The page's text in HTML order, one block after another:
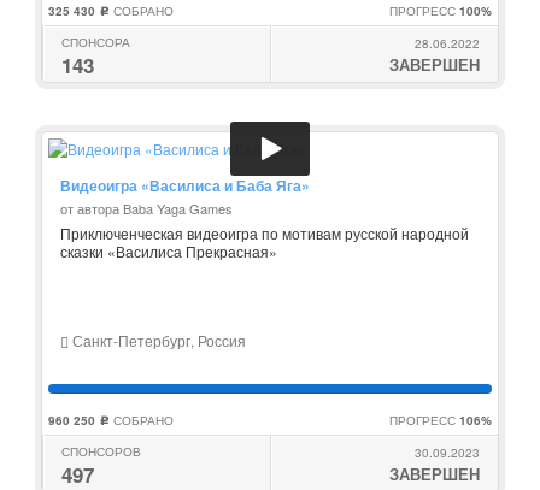
325 430 c СОБРАНО ПРОГРЕСС 100%
СПОНСОРА
143
28.06.2022
ЗАВЕРШЕН
Видеоигра «Василиса и Баба Яга»
от автора Baba Yaga Games
Приключенческая видеоигра по мотивам русской народной
сказки «Василиса Прекрасная»
Санкт-Петербург, Россия
960 250 c СОБРАНО ПРОГРЕСС 106%
СПОНСОРОВ
497
30.09.2023
ЗАВЕРШЕН